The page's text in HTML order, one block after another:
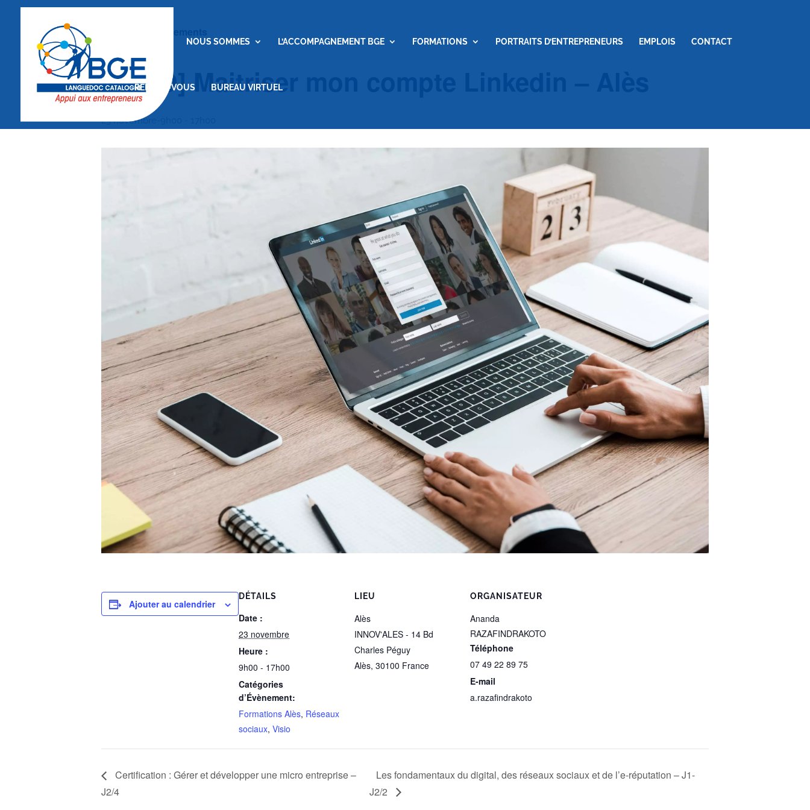
NOUS SOMMES L’ACCOMPAGNEMENT BGE FORMATIONS PORTRAITS D’ENTREPRENEURS EMPLOIS CONTACT
RENDEZ-VOUS BUREAU VIRTUEL
[VISIO] Maitriser mon compte Linkedin – Alès
23 novembre-9h00
Ajouter au calendrier
DÉTAILS
Date :
23 novembre
Heure :
9h00 - 17h00
Catégories
d’Évènement:
Formations Alès, Réseaux
sociaux, Visio
LIEU
Alès
INNOV'ALES - 14 Bd
Charles Péguy
Alès, 30100 France
ORGANISATEUR
Ananda
RAZAFINDRAKOTO
Téléphone
07 49 22 89 75
E-mail
a.razafindrakoto
Certification : Gérer et développer une micro entreprise –
J2/4
Les fondamentaux du digital, des réseaux sociaux et de l’e-réputation – J1-
J2/2